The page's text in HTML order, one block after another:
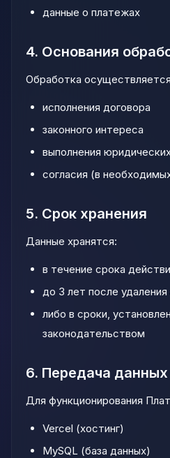
данные о платежах
4. Основания
Обработка
исполнения договора
законного интереса
выполнения
согласия (в
5. Срок хранения
Данные хранятся:
в течение срока
до 3 лет после удаления
либо в сроки,
законодательством
6. Передача
Для функционирования
Vercel (хостинг)
MySQL (база данных)